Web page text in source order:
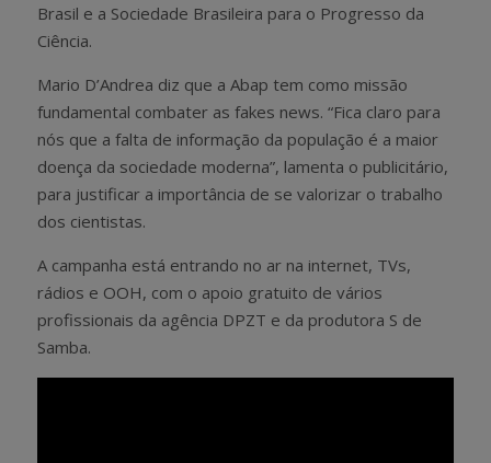
Brasil e a Sociedade Brasileira para o Progresso da
Ciência.
Mario D’Andrea diz que a Abap tem como missão
fundamental combater as fakes news. “Fica claro para
nós que a falta de informação da população é a maior
doença da sociedade moderna”, lamenta o publicitário,
para justificar a importância de se valorizar o trabalho
dos cientistas.
A campanha está entrando no ar na internet, TVs,
rádios e OOH, com o apoio gratuito de vários
profissionais da agência DPZT e da produtora S de
Samba.